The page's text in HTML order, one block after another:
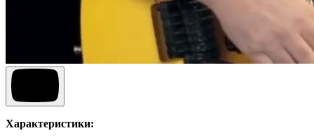
Характеристики: